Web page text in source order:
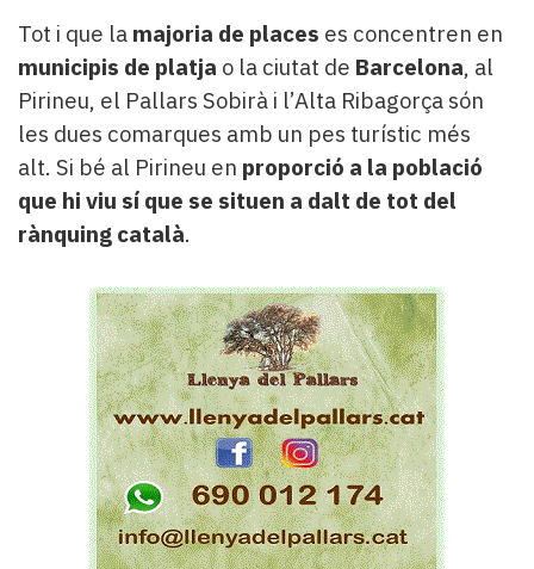
Tot i que la majoria de places es concentren en
municipis de platja o la ciutat de Barcelona, al
Pirineu, el Pallars Sobirà i l’Alta Ribagorça són
les dues comarques amb un pes turístic més
alt. Si bé al Pirineu en proporció a la població
que hi viu sí que se situen a dalt de tot del
rànquing català.